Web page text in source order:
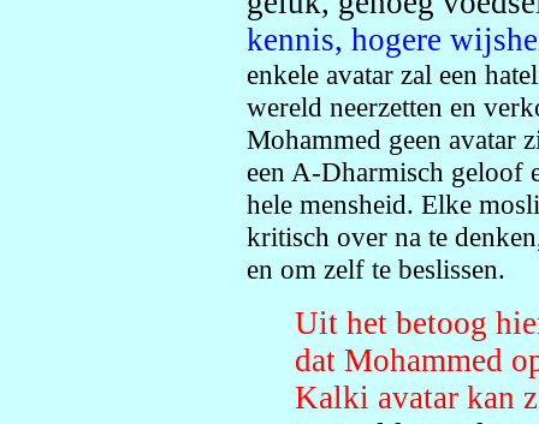
kennis, hogere
enkele avatar zal een
wereld neerzetten en
Mohammed geen avatar
een A-Dharmisch geloof
hele mensheid. Elke
kritisch over na te
en om zelf te beslissen.
Uit het betoog
dat Mohammed
Kalki avatar kan